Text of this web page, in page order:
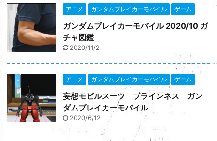
Yahooショッピングでclick
アニメ ガンダムブレイカーモバイル ゲーム
ガンダムブレイカーモバイル 2020/10 ガ
チャ図鑑
2020/11/2
アニメ ガンダムブレイカーモバイル ゲーム
妄想モビルスーツ ブラインネス ガン
ダムブレイカーモバイル
2020/6/12